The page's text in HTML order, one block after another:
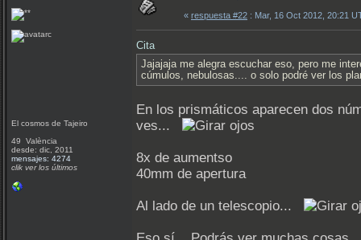
El cosmos de Tajeiro
49 València
desde: dic, 2011
mensajes: 4274
clik ver los últimos
« respuesta #22 : Mar, 16 Oct 2012, 20:21
Cita
Jajajaja me alegra escuchar eso, pero me
cúmulos, nebulosas.... o solo podré ver los
En los prismáticos aparecen dos
ves...
8x de aumentso
40mm de apertura
Al lado de un telescopio...